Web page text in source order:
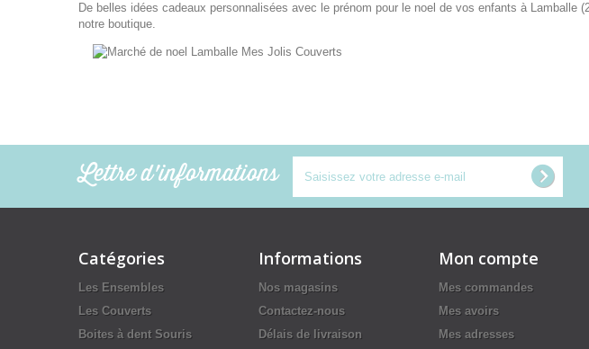
De belles idées cadeaux personnalisées avec le prénom pour le noel de vos enfants à
notre boutique.
Lettre d'informations
Catégories
Les Ensembles
Les Couverts
Boites à dent Souris
Informations
Nos magasins
Contactez-nous
Délais de livraison
Mon compte
Mes commandes
Mes avoirs
Mes adresses